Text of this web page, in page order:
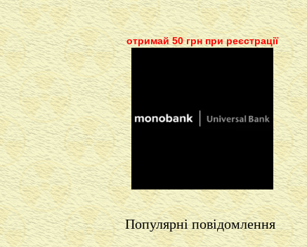
отримай 50 грн при реєстрації
Популярні повідомлення